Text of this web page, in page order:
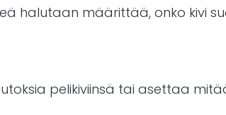
halutaan määrittää, onko kivi
pelikiviinsä tai asettaa